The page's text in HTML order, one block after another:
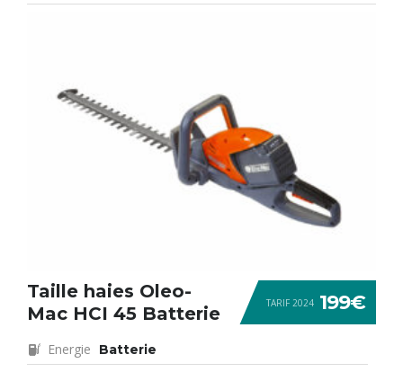
TARIF 2024 199€
Taille haies Oleo-
Mac HCI 45 Batterie
Energie Batterie